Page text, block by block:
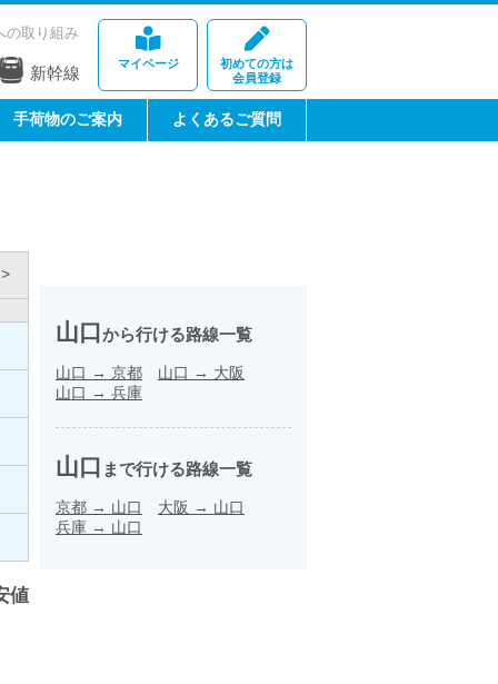
マイページ
初めての方は
会員登録
の取り組み
新幹線
手荷物のご案内 よくあるご質問
値
山口から行ける路線一覧
山口 → 京都 山口 → 大阪
山口 → 兵庫
山口 まで行ける路線一覧
京都 → 山口 大阪 → 山口
兵庫 → 山口